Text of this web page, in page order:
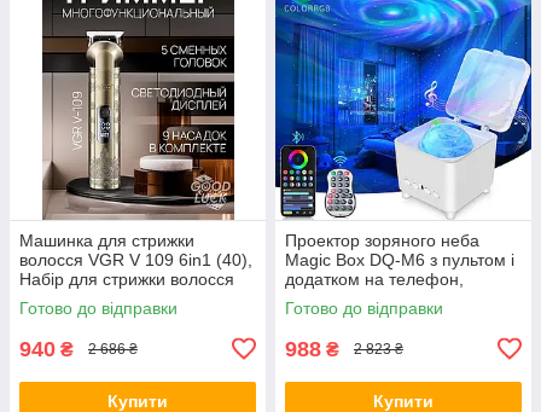
Машинка для стрижки
волосся VGR V 109 6in1 (40),
Набір для стрижки волосся
Готово до відправки
940 ₴ 2 686 ₴
Купити
Проектор зоряного неба
Magic Box DQ-M6 з пультом і
додатком на телефон,
Дитячий нічник з проекцією
Готово до відправки
988 ₴ 2 823 ₴
Купити